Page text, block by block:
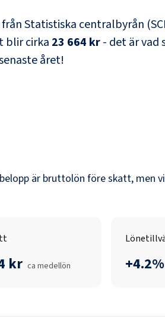
Statistiska centralbyrån
blir cirka 23 664 kr- det är vad
året!
är bruttolön före skatt, men
kr ca medellön +4.2%